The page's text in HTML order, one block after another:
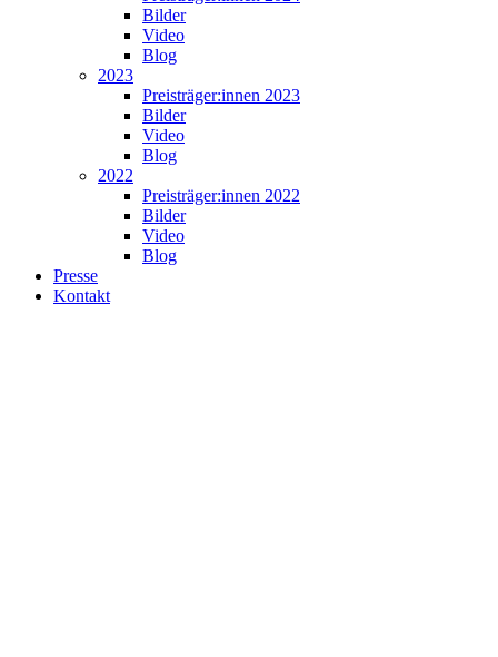
Bilder
Video
Blog
2023
Preisträger:innen 2023
Bilder
Video
Blog
2022
Preisträger:innen 2022
Bilder
Video
Blog
Presse
Kontakt